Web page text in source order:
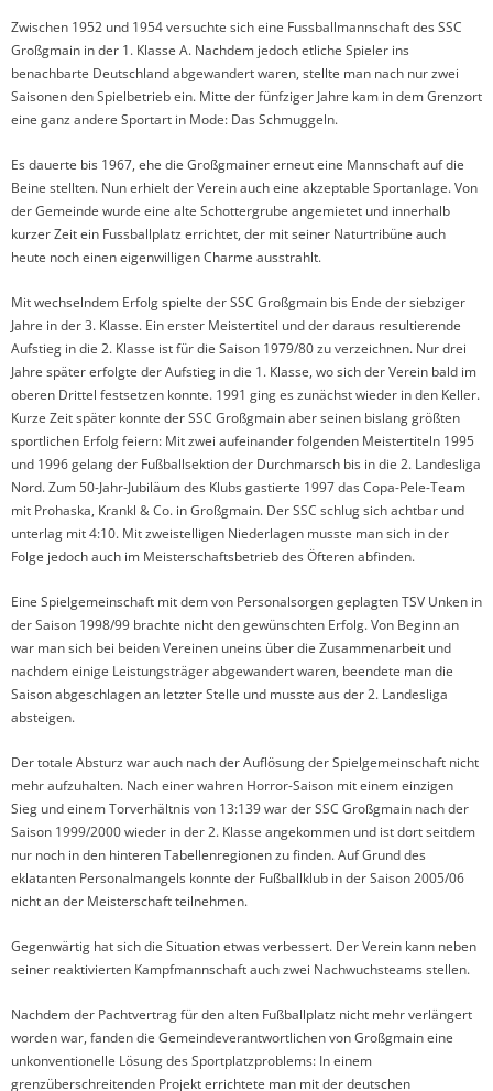
Sponsoren
Zwischen 1952 und 1954 versuchte sich eine Fussballmannschaft des SSC
Großgmain in der 1. Klasse A. Nachdem jedoch etliche Spieler ins
benachbarte Deutschland abgewandert waren, stellte man nach nur zwei
Saisonen den Spielbetrieb ein. Mitte der fünfziger Jahre kam in dem Grenzort
eine ganz andere Sportart in Mode: Das Schmuggeln.
Es dauerte bis 1967, ehe die Großgmainer erneut eine Mannschaft auf die
Beine stellten. Nun erhielt der Verein auch eine akzeptable Sportanlage. Von
der Gemeinde wurde eine alte Schottergrube angemietet und innerhalb
kurzer Zeit ein Fussballplatz errichtet, der mit seiner Naturtribüne auch
heute noch einen eigenwilligen Charme ausstrahlt.
Mit wechselndem Erfolg spielte der SSC Großgmain bis Ende der siebziger
Jahre in der 3. Klasse. Ein erster Meistertitel und der daraus resultierende
Aufstieg in die 2. Klasse ist für die Saison 1979/80 zu verzeichnen. Nur drei
Jahre später erfolgte der Aufstieg in die 1. Klasse, wo sich der Verein bald im
oberen Drittel festsetzen konnte. 1991 ging es zunächst wieder in den Keller.
Kurze Zeit später konnte der SSC Großgmain aber seinen bislang größten
sportlichen Erfolg feiern: Mit zwei aufeinander folgenden Meistertiteln 1995
und 1996 gelang der Fußballsektion der Durchmarsch bis in die 2. Landesliga
Nord. Zum 50-Jahr-Jubiläum des Klubs gastierte 1997 das Copa-Pele-Team
mit Prohaska, Krankl & Co. in Großgmain. Der SSC schlug sich achtbar und
unterlag mit 4:10. Mit zweistelligen Niederlagen musste man sich in der
Folge jedoch auch im Meisterschaftsbetrieb des Öfteren abfinden.
Eine Spielgemeinschaft mit dem von Personalsorgen geplagten TSV Unken in
der Saison 1998/99 brachte nicht den gewünschten Erfolg. Von Beginn an
war man sich bei beiden Vereinen uneins über die Zusammenarbeit und
nachdem einige Leistungsträger abgewandert waren, beendete man die
Saison abgeschlagen an letzter Stelle und musste aus der 2. Landesliga
absteigen.
Der totale Absturz war auch nach der Auflösung der Spielgemeinschaft nicht
mehr aufzuhalten. Nach einer wahren Horror-Saison mit einem einzigen
Sieg und einem Torverhältnis von 13:139 war der SSC Großgmain nach der
Saison 1999/2000 wieder in der 2. Klasse angekommen und ist dort seitdem
nur noch in den hinteren Tabellenregionen zu finden. Auf Grund des
eklatanten Personalmangels konnte der Fußballklub in der Saison 2005/06
nicht an der Meisterschaft teilnehmen.
Gegenwärtig hat sich die Situation etwas verbessert. Der Verein kann neben
seiner reaktivierten Kampfmannschaft auch zwei Nachwuchsteams stellen.
Nachdem der Pachtvertrag für den alten Fußballplatz nicht mehr verlängert
worden war, fanden die Gemeindeverantwortlichen von Großgmain eine
unkonventionelle Lösung des Sportplatzproblems: In einem
grenzüberschreitenden Projekt errichtete man mit der deutschen